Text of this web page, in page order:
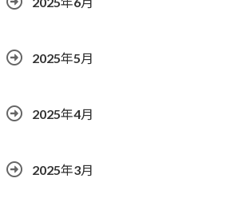
2025年5月
2025年4月
2025年3月